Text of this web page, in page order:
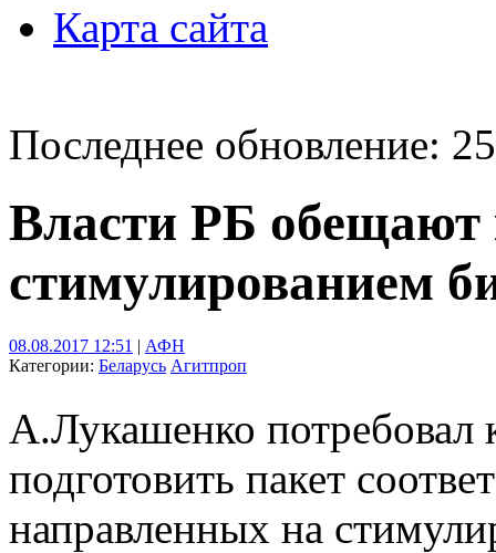
Карта сайта
Последнее обновление:
Власти РБ обещают
стимулированием
08.08.2017 12:51 | АФН
Категории: Беларусь Агитпроп
А.Лукашенко потребовал
подготовить пакет
направленных на